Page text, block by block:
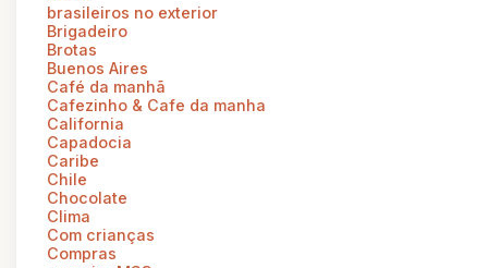
brasileiros no exterior
Brigadeiro
Brotas
Buenos Aires
Café da manhã
Cafezinho & Cafe da manha
California
Capadocia
Caribe
Chile
Chocolate
Clima
Com crianças
Compras